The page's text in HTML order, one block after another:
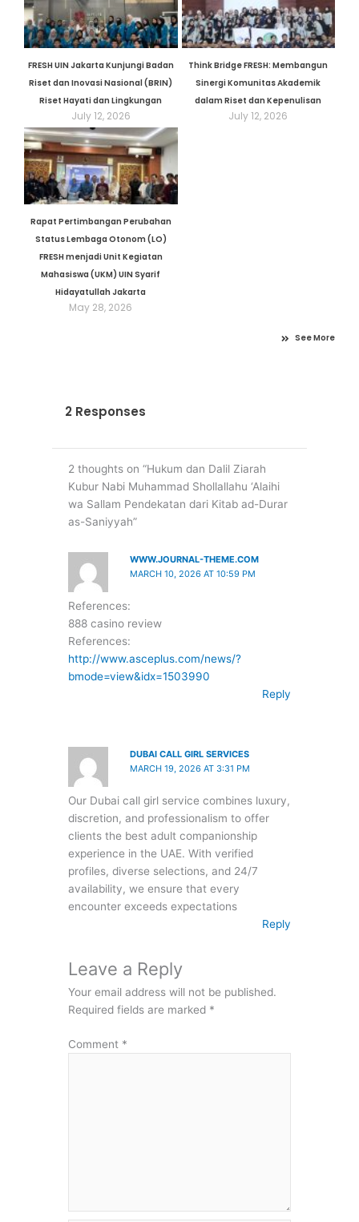
FRESH UIN Jakarta Kunjungi Badan
Riset dan Inovasi Nasional (BRIN)
Riset Hayati dan Lingkungan
July 12, 2026
Think Bridge FRESH: Membangun
Sinergi Komunitas Akademik
dalam Riset dan Kepenulisan
July 12, 2026
Rapat Pertimbangan Perubahan
Status Lembaga Otonom (LO)
FRESH menjadi Unit Kegiatan
Mahasiswa (UKM) UIN Syarif
Hidayatullah Jakarta
May 28, 2026
See More
2 Responses
2 thoughts on “Hukum dan Dalil Ziarah
Kubur Nabi Muhammad Shollallahu ‘Alaihi
wa Sallam Pendekatan dari Kitab ad-Durar
as-Saniyyah”
WWW.JOURNAL-THEME.COM
MARCH 10, 2026 AT 10:59 PM
References:
888 casino review
References:
http://www.asceplus.com/news/?
bmode=view&idx=1503990
Reply
DUBAI CALL GIRL SERVICES
MARCH 19, 2026 AT 3:31 PM
Our Dubai call girl service combines luxury,
discretion, and professionalism to offer
clients the best adult companionship
experience in the UAE. With verified
profiles, diverse selections, and 24/7
availability, we ensure that every
encounter exceeds expectations
Reply
Leave a Reply
Your email address will not be published.
Required fields are marked *
Comment *